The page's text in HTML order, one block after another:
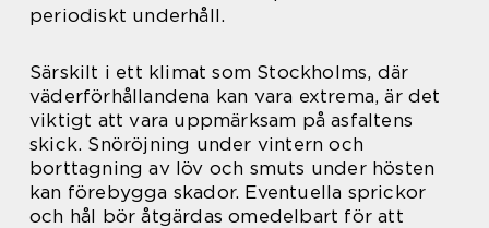
periodiskt underhåll.
Särskilt i ett klimat som Stockholms, där
väderförhållandena kan vara extrema, är det
viktigt att vara uppmärksam på asfaltens
skick. Snöröjning under vintern och
borttagning av löv och smuts under hösten
kan förebygga skador. Eventuella sprickor
och hål bör åtgärdas omedelbart för att